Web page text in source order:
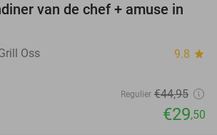
34%
van de chef + amuse in
Oss 9.8 star
Regulier €44,95
€29,50